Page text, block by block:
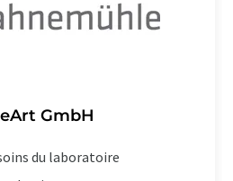
GmbH
du laboratoire